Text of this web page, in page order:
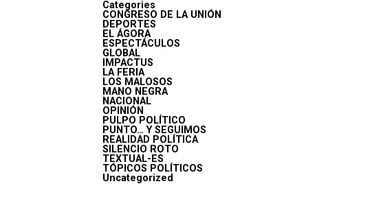
Categories
CONGRESO DE LA UNIÓN
DEPORTES
EL ÁGORA
ESPECTÁCULOS
GLOBAL
IMPACTUS
LA FERIA
LOS MALOSOS
MANO NEGRA
NACIONAL
OPINIÓN
PULPO POLÍTICO
PUNTO… Y SEGUIMOS
REALIDAD POLÍTICA
SILENCIO ROTO
TEXTUAL-ES
TÓPICOS POLÍTICOS
Uncategorized